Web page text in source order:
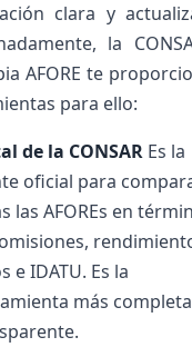
clara y
la
AFORE te
para ello:
de la CONSAR Es la
oficial para
las AFOREs en
e IDATU. Es la
más